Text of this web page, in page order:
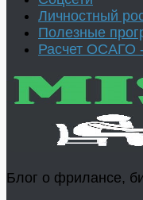
Личностный
Полезные
Расчет ОСАГО
Блог о фрилансе,